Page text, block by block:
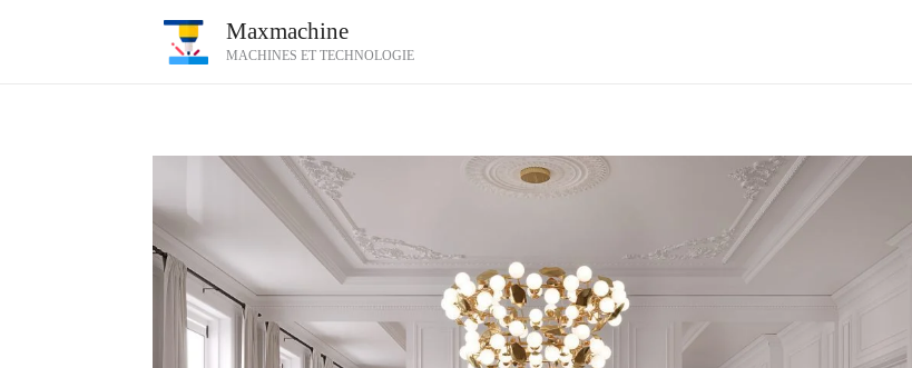
Maxmachine
MACHINES ET TECHNOLOGIE